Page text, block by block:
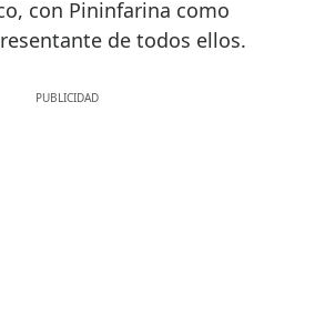
con Pininfarina como
de todos ellos.